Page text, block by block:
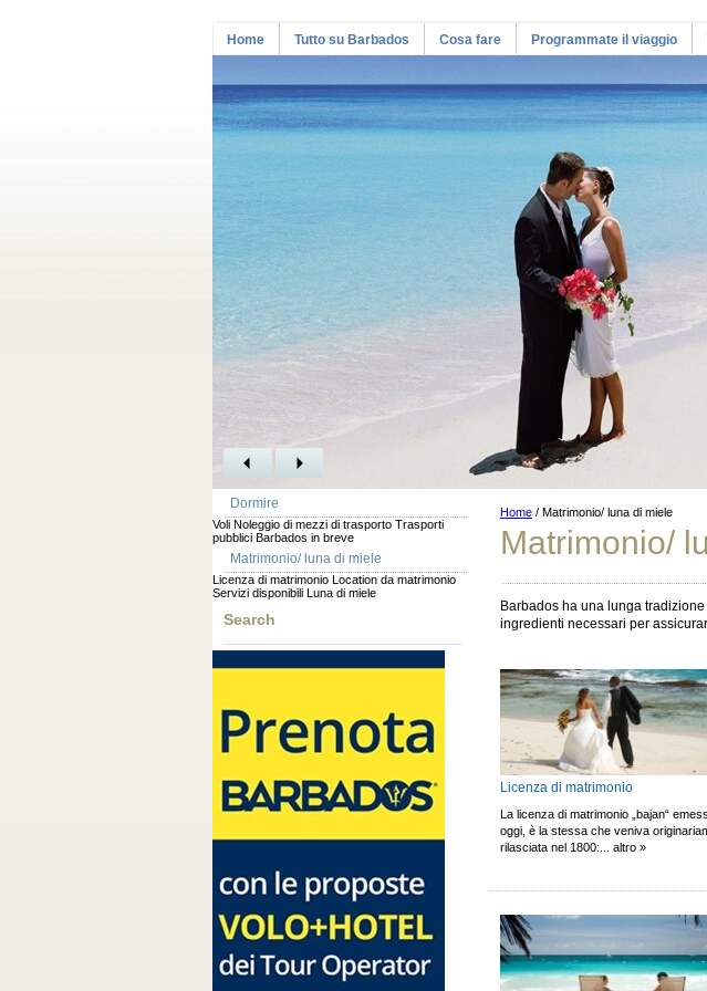
Home Tutto su Barbados Cosa fare Programmate il viaggio
Dormire
Voli Noleggio di mezzi di trasporto Trasporti
pubblici Barbados in breve
Matrimonio/ luna di miele
Licenza di matrimonio Location da matrimonio
Servizi disponibili Luna di miele
Search
Home / Matrimonio/ luna di miele
Matrimonio/
Barbados ha una lunga
ingredienti necessari per
Licenza di matrimonio
La licenza di matrimonio „bajan“
oggi, è la stessa che veniva
rilasciata nel 1800:... altro »